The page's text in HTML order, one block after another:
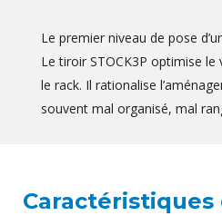
Le premier niveau de pose
Le tiroir STOCK3P optimise
le rack. Il rationalise
souvent mal organisé, mal
Caractéristiques